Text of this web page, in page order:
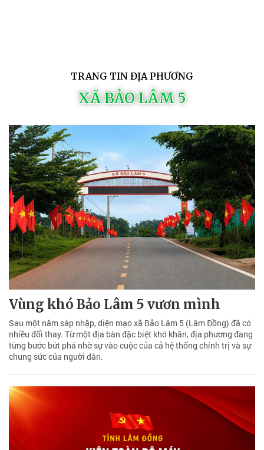
TRANG TIN ĐỊA PHƯƠNG
XÃ BẢO LÂM 5
Vùng khó Bảo Lâm 5 vươn mình
Sau một năm sáp nhập, diện mạo xã Bảo Lâm 5 (Lâm Đồng) đã có
nhiều đổi thay. Từ một địa bàn đặc biệt khó khăn, địa phương đang
từng bước bứt phá nhờ sự vào cuộc của cả hệ thống chính trị và sự
chung sức của người dân.